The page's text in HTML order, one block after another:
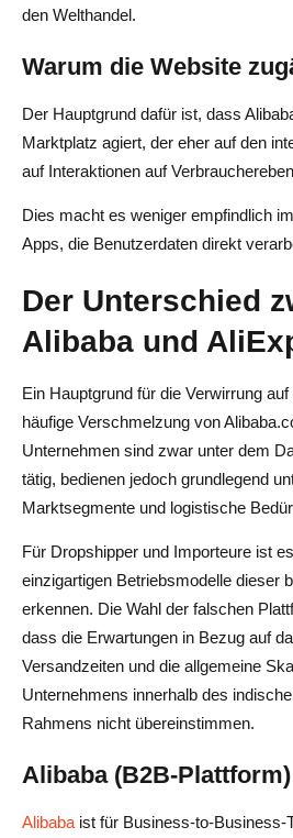
den Welthandel.
Warum die Website
Der Hauptgrund dafür ist, dass
Marktplatz agiert, der eher auf den
auf Interaktionen auf
Dies macht es weniger empfindlich
Apps, die Benutzerdaten direkt
Der Unterschied
Alibaba und
Ein Hauptgrund für die Verwirrung
häufige Verschmelzung von
Unternehmen sind zwar unter dem
tätig, bedienen jedoch grundlegend
Marktsegmente und logistische
Für Dropshipper und Importeure ist
einzigartigen Betriebsmodelle dieser
erkennen. Die Wahl der falschen
dass die Erwartungen in Bezug auf
Versandzeiten und die allgemeine
Unternehmens innerhalb des
Rahmens nicht übereinstimmen.
Alibaba (B2B-Plattform)
Alibaba ist für Business-to-Business-